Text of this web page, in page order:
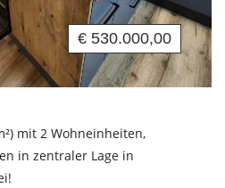
€ 530.000,00
mit 2 Wohneinheiten,
in zentraler Lage in